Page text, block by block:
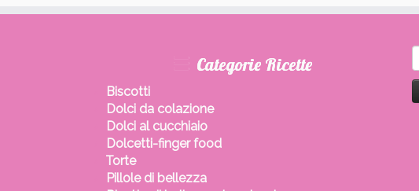
Categorie Ricette
Biscotti
Dolci da colazione
Dolci al cucchiaio
Dolcetti-finger food
Torte
Pillole di bellezza